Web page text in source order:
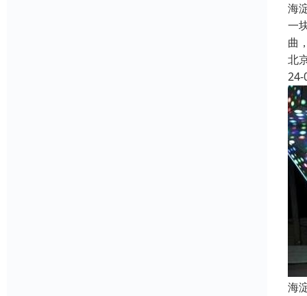
海
一
曲
北
24-
海